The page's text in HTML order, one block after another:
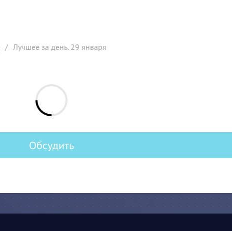
/ Лучшее за день. 29 января
Обсудить